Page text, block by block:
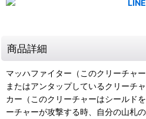
商品詳細
マッハファイター（このクリーチャ
またはアンタップしているクリーチ
カー（このクリーチャーはシールド
ーチャーが攻撃する時、自分の山札